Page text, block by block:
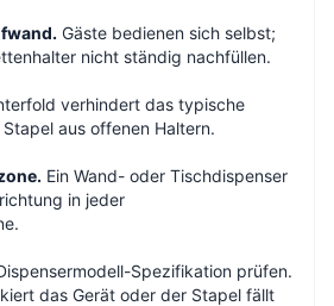
Gäste bedienen sich selbst;
nicht ständig nachfüllen.
verhindert das typische
aus offenen Haltern.
Ein Wand- oder Tischdispenser
in jeder
Spezifikation prüfen.
das Gerät oder der Stapel fällt